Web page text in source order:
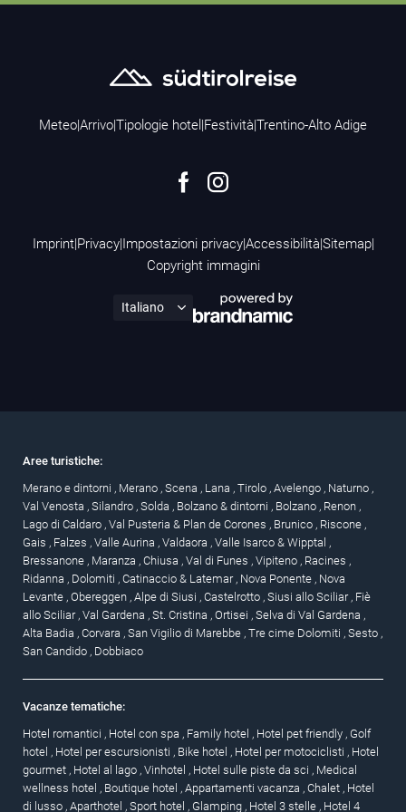
Meteo|Arrivo|Tipologie hotel |Festività|Trentino-Alto Adige
Imprint|Privacy|Impostazioni privacy|Accessibilità|Sitemap|
Copyright immagini
Aree turistiche:
Merano e dintorni , Merano , Scena , Lana , Tirolo , Avelengo , Naturno ,
Val Venosta , Silandro , Solda , Bolzano & dintorni , Bolzano , Renon ,
Lago di Caldaro , Val Pusteria & Plan de Corones , Brunico , Riscone ,
Gais , Falzes , Valle Aurina , Valdaora , Valle Isarco & Wipptal ,
Bressanone , Maranza , Chiusa , Val di Funes , Vipiteno , Racines ,
Ridanna , Dolomiti , Catinaccio & Latemar , Nova Ponente , Nova
Levante , Obereggen , Alpe di Siusi , Castelrotto , Siusi allo Sciliar , Fiè
allo Sciliar , Val Gardena , St. Cristina , Ortisei , Selva di Val Gardena ,
Alta Badia , Corvara , San Vigilio di Marebbe , Tre cime Dolomiti , Sesto ,
San Candido , Dobbiaco
Vacanze tematiche:
Hotel romantici , Hotel con spa , Family hotel , Hotel pet friendly , Golf
hotel , Hotel per escursionisti , Bike hotel , Hotel per motociclisti , Hotel
gourmet , Hotel al lago , Vinhotel , Hotel sulle piste da sci , Medical
wellness hotel , Boutique hotel , Appartamenti vacanza , Chalet , Hotel
di lusso , Aparthotel , Sport hotel , Glamping , Hotel 3 stelle , Hotel 4